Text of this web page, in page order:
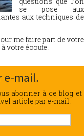
se pose aux
aux techniques de
me faire part de votre
votre écoute.
e-mail.
abonner à ce blog et
article par e-mail.